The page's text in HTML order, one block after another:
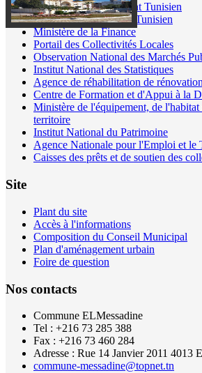
Portail du gouvernement Tunisien
Ministère de l'Intérieur Tunisien
Ministère de la Finance
Portail des Collectivités Locales
Observation National des Marchés
Institut National des Statistiques
Agence de réhabilitation de
Centre de Formation et d'Appui à la
Ministère de l'équipement, de l'habitat
territoire
Institut National du Patrimoine
Agence Nationale pour l'Emploi et le
Caisses des prêts et de soutien des
Site
Plant du site
Accès à l'informations
Composition du Conseil Municipal
Plan d'aménagement urbain
Foire de question
Nos contacts
Commune ELMessadine
Tel : +216 73 285 388
Fax : +216 73 460 284
Adresse : Rue 14 Janvier 2011 4013
commune-messadine@topnet.tn